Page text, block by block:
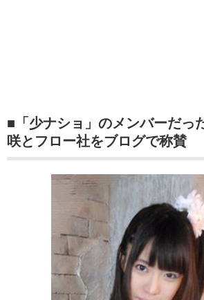
■「少ナショ」のメンバーだっ
咲とフロー社をブログで称賛